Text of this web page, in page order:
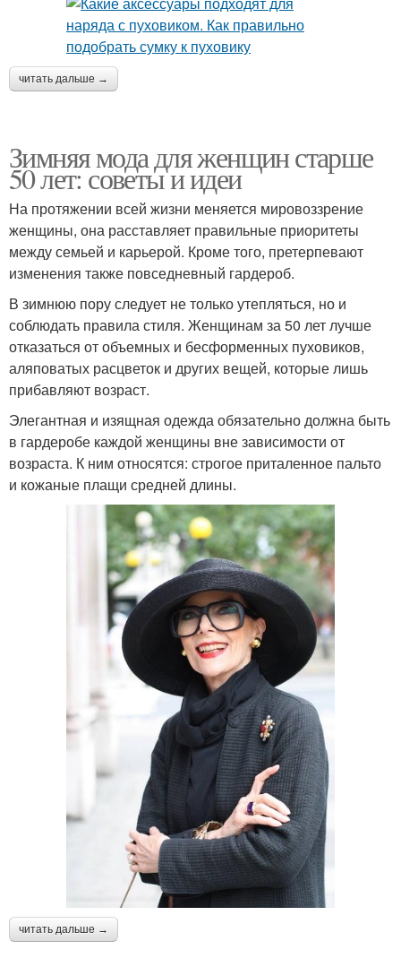
читать дальше →
Зимняя мода для женщин старше
50 лет: советы и идеи
На протяжении всей жизни меняется мировоззрение
женщины, она расставляет правильные приоритеты
между семьей и карьерой. Кроме того, претерпевают
изменения также повседневный гардероб.
В зимнюю пору следует не только утепляться, но и
соблюдать правила стиля. Женщинам за 50 лет лучше
отказаться от объемных и бесформенных пуховиков,
аляповатых расцветок и других вещей, которые лишь
прибавляют возраст.
Элегантная и изящная одежда обязательно должна быть
в гардеробе каждой женщины вне зависимости от
возраста. К ним относятся: строгое приталенное пальто
и кожаные плащи средней длины.
читать дальше →